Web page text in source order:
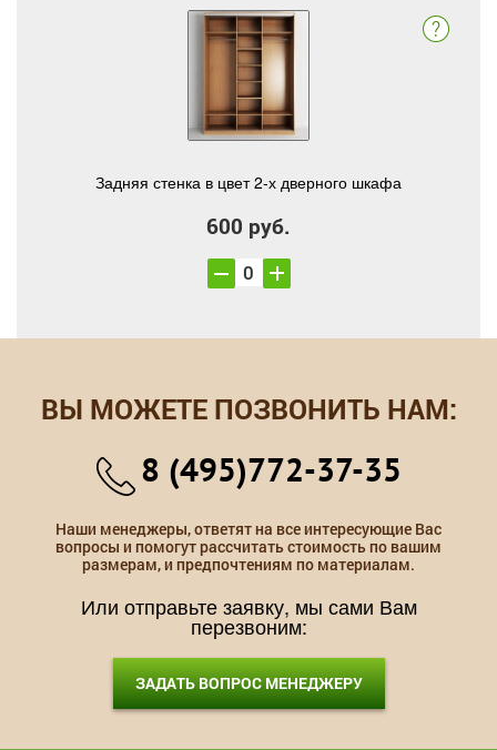
Задняя стенка в цвет 2-х дверного шкафа
600 руб.
ВЫ МОЖЕТЕ ПОЗВОНИТЬ НАМ:
8 (495)772-37-35
Наши менеджеры, ответят на все интересующие Вас
вопросы и помогут рассчитать стоимость по вашим
размерам, и предпочтениям по материалам.
Или отправьте заявку, мы сами Вам
перезвоним:
ЗАДАТЬ ВОПРОС МЕНЕДЖЕРУ